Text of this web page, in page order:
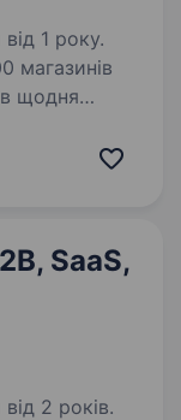
1 року.
щодня
життя
SaaS,
2 років.